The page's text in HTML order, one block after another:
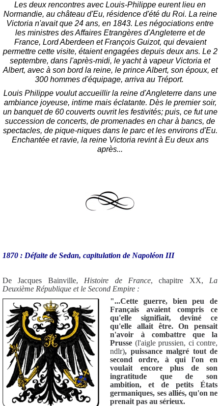
Les deux rencontres avec Louis-Philippe eurent lieu en
Normandie, au château d'Eu, résidence d'été du Roi. La reine
Victoria n'avait que 24 ans, en 1843. Les négociations entre
les ministres des Affaires Etrangères d'Angleterre et de
France, Lord Aberdeen et François Guizot, qui devaient
permettre cette visite, étaient engagées depuis deux ans. Le 2
septembre, dans l'après-midi, le yacht à vapeur Victoria et
Albert, avec à son bord la reine, le prince Albert, son époux, et
300 hommes d'équipage, arriva au Tréport.
Louis Philippe voulut accueillir la reine d'Angleterre dans une
ambiance joyeuse, intime mais éclatante. Dès le premier soir,
un banquet de 60 couverts ouvrit les festivités; puis, ce fut une
succession de concerts, de promenades en char à bancs, de
spectacles, de pique-niques dans le parc et les environs d'Eu.
Enchantée et ravie, la reine Victoria revint à Eu deux ans
après...
1870 : Défaite de Sedan, capitulation de Napoléon III
De Jacques Bainville, Histoire de France, chapitre XX, La
Deuxième République et le Second Empire :
"...Cette guerre, bien peu de
Français avaient compris ce
qu'elle signifiait, deviné ce
qu'elle allait être. On pensait
n'avoir à combattre que la
Prusse (l'aigle prussien, ci contre,
ndlr), puissance malgré tout de
second ordre, à qui l'on en
voulait encore plus de son
ingratitude que de son
ambition, et de petits États
germaniques, ses alliés, qu'on ne
prenait pas au sérieux.